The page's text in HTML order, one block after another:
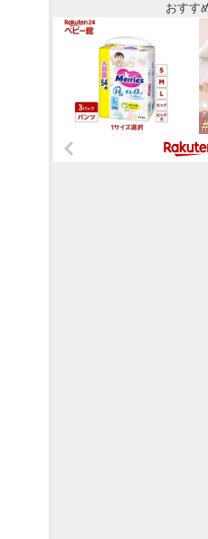
おすす